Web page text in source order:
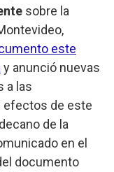
sobre la
este
y anunció nuevas
a las
efectos de este
de la
en el
documento